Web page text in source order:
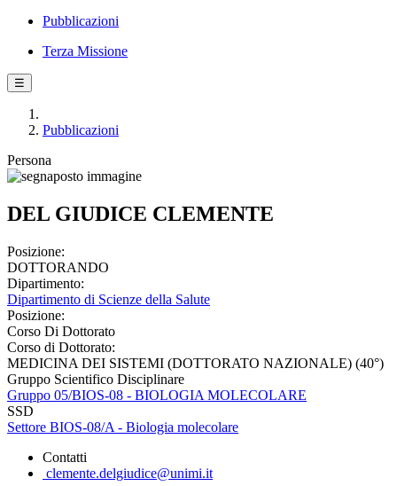
Pubblicazioni
Terza Missione
☰
Pubblicazioni
Persona
DEL GIUDICE CLEMENTE
Posizione:
DOTTORANDO
Dipartimento:
Dipartimento di Scienze della Salute
Posizione:
Corso Di Dottorato
Corso di Dottorato:
MEDICINA DEI SISTEMI (DOTTORATO NAZIONALE) (40°)
Gruppo Scientifico Disciplinare
Gruppo 05/BIOS-08 - BIOLOGIA MOLECOLARE
SSD
Settore BIOS-08/A - Biologia molecolare
Contatti
clemente.delgiudice@unimi.it